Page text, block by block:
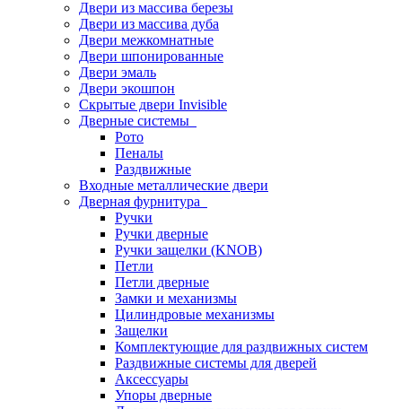
Двери из массива березы
Двери из массива дуба
Двери межкомнатные
Двери шпонированные
Двери эмаль
Двери экошпон
Скрытые двери Invisible
Дверные системы
Рото
Пеналы
Раздвижные
Входные металлические двери
Дверная фурнитура
Ручки
Ручки дверные
Ручки защелки (KNOB)
Петли
Петли дверные
Замки и механизмы
Цилиндровые механизмы
Защелки
Комплектующие для раздвижных систем
Раздвижные системы для дверей
Аксессуары
Упоры дверные